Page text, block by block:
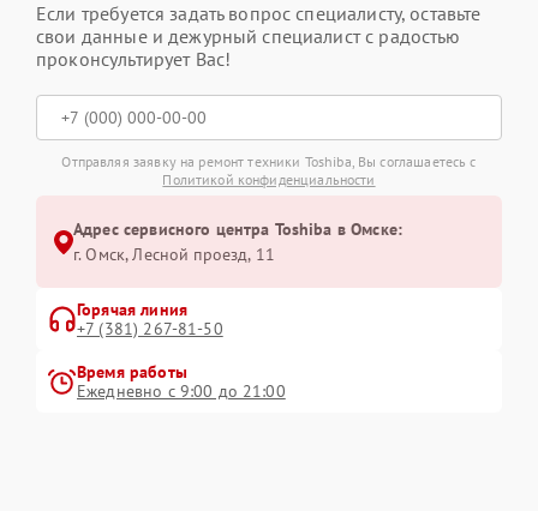
Если требуется задать вопрос специалисту, оставьте
свои данные и дежурный специалист с радостью
проконсультирует Вас!
Отправляя заявку на ремонт техники Toshiba, Вы соглашаетесь с
Политикой конфиденциальности
Адрес сервисного центра Toshiba в Омске:
г. Омск, ​Лесной проезд, 11
Горячая линия
+7 (381) 267-81-50
Время работы
Ежедневно с 9:00 до 21:00